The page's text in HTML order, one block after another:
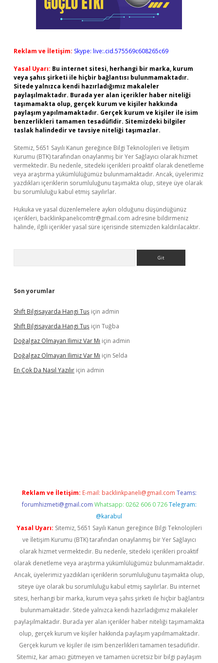
Reklam ve İletişim: Skype: live:.cid.575569c608265c69
Yasal Uyarı: Bu internet sitesi, herhangi bir marka, kurum
veya şahıs şirketi ile hiçbir bağlantısı bulunmamaktadır.
Sitede yalnızca kendi hazırladığımız makaleler
paylaşılmaktadır. Burada yer alan içerikler haber niteliği
taşımamakta olup, gerçek kurum ve kişiler hakkında
paylaşım yapılmamaktadır. Gerçek kurum ve kişiler ile isim
benzerlikleri tamamen tesadüfidir. Sitemizdeki bilgiler
taslak halindedir ve tavsiye niteliği taşımazlar.
Sitemiz, 5651 Sayılı Kanun gereğince Bilgi Teknolojileri ve İletişim
Kurumu (BTK) tarafından onaylanmış bir Yer Sağlayıcı olarak hizmet
vermektedir. Bu nedenle, sitedeki içerikleri proaktif olarak denetleme
veya araştırma yükümlülüğümüz bulunmamaktadır. Ancak, üyelerimiz
yazdıkları içeriklerin sorumluluğunu taşımakta olup, siteye üye olarak
bu sorumluluğu kabul etmiş sayılırlar.
Hukuka ve yasal düzenlemelere aykırı olduğunu düşündüğünüz
içerikleri, backlinkpanelicomtr@gmail.com adresine bildirmeniz
halinde, ilgili içerikler yasal süre içerisinde sitemizden kaldırılacaktır.
Son yorumlar
Shift Bilgisayarda Hangi Tuş için admin
Shift Bilgisayarda Hangi Tuş için Tuğba
Doğalgaz Olmayan Ilimiz Var Mı için admin
Doğalgaz Olmayan Ilimiz Var Mı için Selda
En Çok Da Nasıl Yazılır için admin
Reklam ve İletişim: E-mail: backlinkpaneli@gmail.com Teams:
forumhizmeti@gmail.com Whatsapp: 0262 606 0 726 Telegram:
@karabul
Yasal Uyarı: Sitemiz, 5651 Sayılı Kanun gereğince Bilgi Teknolojileri
ve İletişim Kurumu (BTK) tarafından onaylanmış bir Yer Sağlayıcı
olarak hizmet vermektedir. Bu nedenle, sitedeki içerikleri proaktif
olarak denetleme veya araştırma yükümlülüğümüz bulunmamaktadır.
Ancak, üyelerimiz yazdıkları içeriklerin sorumluluğunu taşımakta olup,
siteye üye olarak bu sorumluluğu kabul etmiş sayılırlar. Bu internet
sitesi, herhangi bir marka, kurum veya şahıs şirketi ile hiçbir bağlantısı
bulunmamaktadır. Sitede yalnızca kendi hazırladığımız makaleler
paylaşılmaktadır. Burada yer alan içerikler haber niteliği taşımamakta
olup, gerçek kurum ve kişiler hakkında paylaşım yapılmamaktadır.
Gerçek kurum ve kişiler ile isim benzerlikleri tamamen tesadüfidir.
Sitemiz, kar amacı gütmeyen ve tamamen ücretsiz bir bilgi paylaşım